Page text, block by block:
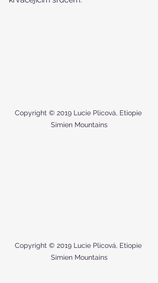
Copyright © 2019 Lucie Plicová, Etiopie
Simien Mountains
Copyright © 2019 Lucie Plicová, Etiopie
Simien Mountains